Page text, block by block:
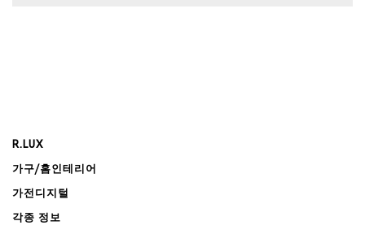
R.LUX
가구/홈인테리어
가전디지털
각종 정보